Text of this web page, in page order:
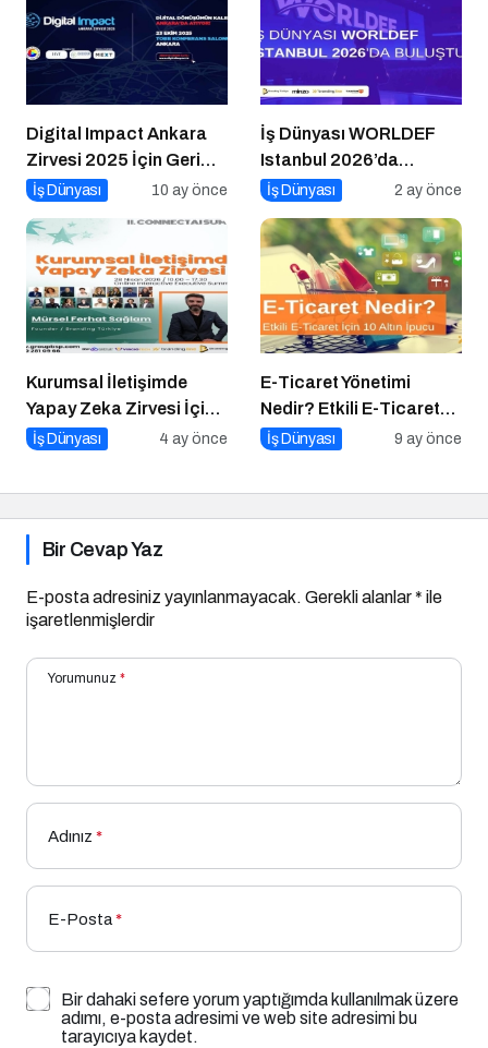
Digital Impact Ankara
Zirvesi 2025 İçin Geri
Sayım!
İş Dünyası 10 ay önce
İş Dünyası WORLDEF
Istanbul 2026’da
Buluştu
İş Dünyası 2 ay önce
Kurumsal İletişimde
Yapay Zeka Zirvesi İçin
Geri Sayım!
İş Dünyası 4 ay önce
E-Ticaret Yönetimi
Nedir? Etkili E-Ticaret
Yönetimi İçin 10 Altın
İş Dünyası 9 ay önce
Bir Cevap Yaz
E-posta adresiniz yayınlanmayacak. Gerekli alanlar* ile
işaretlenmişlerdir
Yorumunuz *
Adınız *
E-Posta*
Bir dahaki sefere yorum yaptığımda kullanılmak üzere
adımı, e-posta adresimi ve web site adresimi bu
tarayıcıya kaydet.